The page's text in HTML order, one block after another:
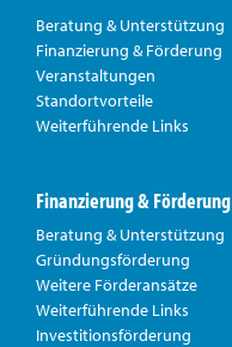
Beratung & Unterstützung
Finanzierung & Förderung
Veranstaltungen
Standortvorteile
Weiterführende Links
Finanzierung & Förderung
Beratung & Unterstützung
Gründungsförderung
Weitere Förderansätze
Weiterführende Links
Investitionsförderung